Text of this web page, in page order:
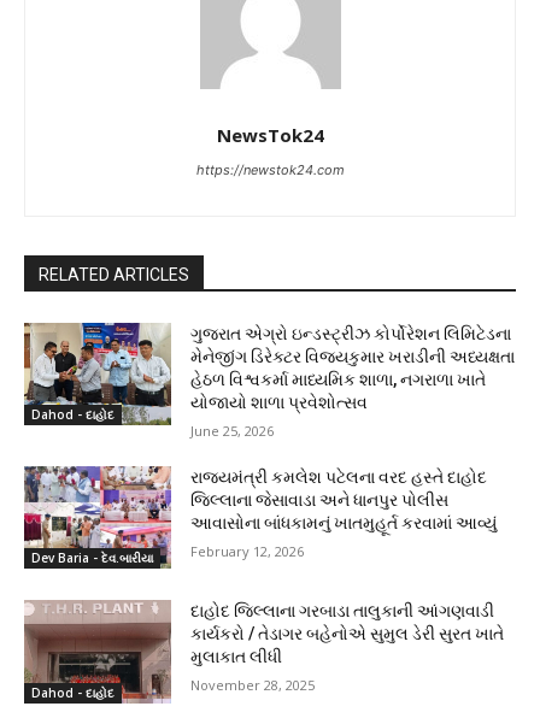
NewsTok24
https://newstok24.com
RELATED ARTICLES
Dahod - દાહોદ
ગુજરાત એગ્રો ઇન્ડસ્ટ્રીઝ કોર્પોરેશન લિમિટેડના
મેનેજીંગ ડિરેક્ટર વિજયકુમાર ખરાડીની અધ્યક્ષતા
હેઠળ વિશ્વકર્મા માધ્યમિક શાળા, નગરાળા ખાતે
યોજાયો શાળા પ્રવેશોત્સવ
June 25, 2026
Dev Baria - દેવ.બારીયા
રાજ્યમંત્રી કમલેશ પટેલના વરદ હસ્તે દાહોદ
જિલ્લાના જેસાવાડા અને ધાનપુર પોલીસ
આવાસોના બાંધકામનું ખાતમુહૂર્ત કરવામાં આવ્યું
February 12, 2026
Dahod - દાહોદ
દાહોદ જિલ્લાના ગરબાડા તાલુકાની આંગણવાડી
કાર્યકરો / તેડાગર બહેનોએ સુમુલ ડેરી સુરત ખાતે
મુલાકાત લીધી
November 28, 2025